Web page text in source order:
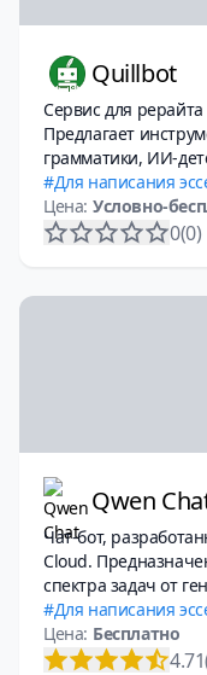
Quillbot
Сервис для
Предлагает
грамматики, ИИ-
Для написания
Цена: Условно-
0(0)
Qwen
Чат-бот,
Cloud.
спектра задач от
Для написания
Цена: Бесплатно
4.71